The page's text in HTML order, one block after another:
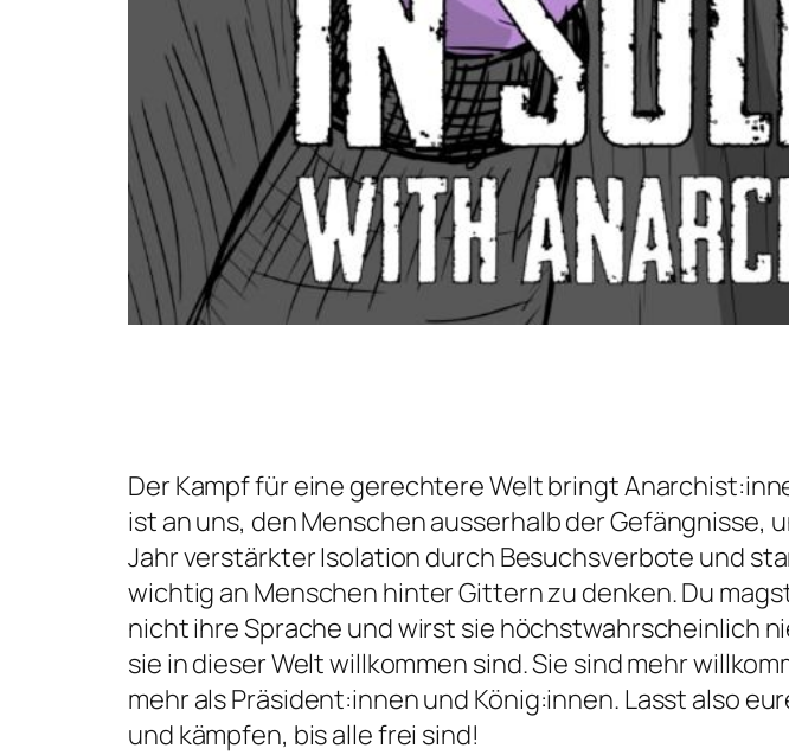
Der Kampf für eine gerechtere Welt bringt
ist an uns, den Menschen ausserhalb der
Jahr verstärkter Isolation durch Besuchsverbote und
wichtig an Menschen hinter Gittern zu denken. Du
nicht ihre Sprache und wirst sie höchstwahrscheinlich
sie in dieser Welt willkommen sind. Sie sind mehr
mehr als Präsident:innen und König:innen. Lasst also
und kämpfen, bis alle frei sind!